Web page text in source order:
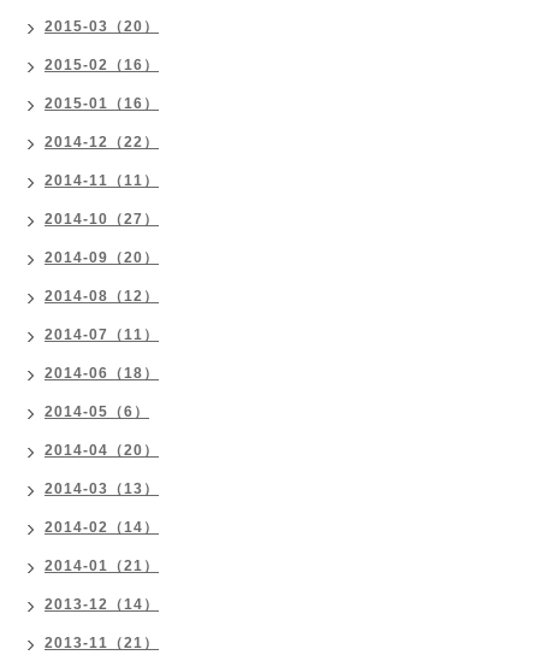
2015-03（20）
2015-02（16）
2015-01（16）
2014-12（22）
2014-11（11）
2014-10（27）
2014-09（20）
2014-08（12）
2014-07（11）
2014-06（18）
2014-05（6）
2014-04（20）
2014-03（13）
2014-02（14）
2014-01（21）
2013-12（14）
2013-11（21）